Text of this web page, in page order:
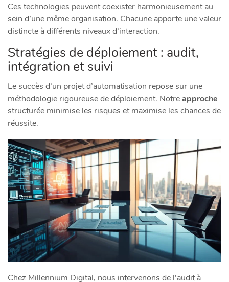
Ces technologies peuvent coexister harmonieusement au
sein d’une même organisation. Chacune apporte une valeur
distincte à différents niveaux d’interaction.
Stratégies de déploiement : audit,
intégration et suivi
Le succès d’un projet d’automatisation repose sur une
méthodologie rigoureuse de déploiement. Notreapproche
structurée minimise les risques et maximise les chances de
réussite.
Chez Millennium Digital, nous intervenons de l’audit à